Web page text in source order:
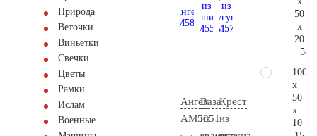
Природа
Веточки
Виньетки
Свечки
Цветы
Рамки
Ислам
Военные
Ангел
AM5851
Ваза
из
Крест
из
50
x
20
100
x
50
x
10